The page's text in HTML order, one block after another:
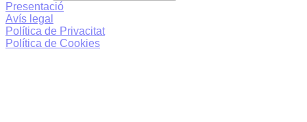
Presentació
Avís legal
Política de Privacitat
Política de Cookies